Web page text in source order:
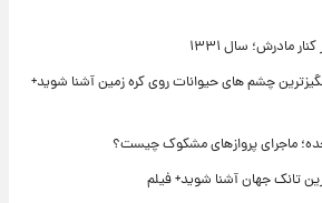
مادرش؛ سال ۱۳۳۱
چشم های حیوانات روی کره زمین آشنا شوید+
تانک جهان آشنا شوید+ فیلم